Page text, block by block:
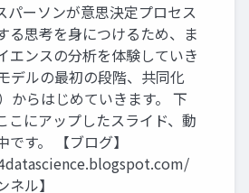
パーソンが意思決定プロセス
る思考を身につけるため、ま
エンスの分析を体験していき
デルの最初の段階、共同化
からはじめていきます。 下
こにアップしたスライド、動
す。 【ブログ】
ネル】